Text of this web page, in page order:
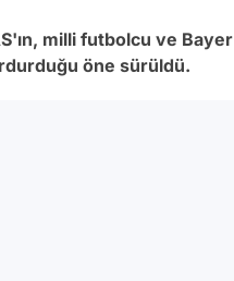
milli futbolcu ve Bayer
öne sürüldü.